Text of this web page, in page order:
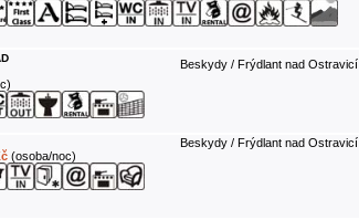
Beskydy / Frýdlant nad Ostravicí
Beskydy / Frýdlant nad Ostravicí
(osoba/noc)